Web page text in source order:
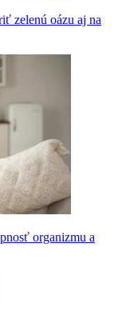
zelenú oázu aj na
organizmu a